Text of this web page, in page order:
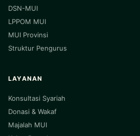
DSN-MUI
LPPOM MUI
MUI Provinsi
Struktur Pengurus
LAYANAN
Konsultasi Syariah
Donasi & Wakaf
Majalah MUI